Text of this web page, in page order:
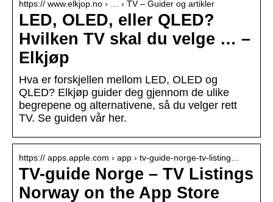
https:// www.elkjop.no › … › TV – Guider og artikler
LED, OLED, eller QLED?
Hvilken TV skal du velge … –
Elkjøp
Hva er forskjellen mellom LED, OLED og
QLED? Elkjøp guider deg gjennom de ulike
begrepene og alternativene, så du velger rett
TV. Se guiden vår her.
https:// apps.apple.com › app › tv-guide-norge-tv-listing…
TV-guide Norge – TV Listings
Norway on the App Store